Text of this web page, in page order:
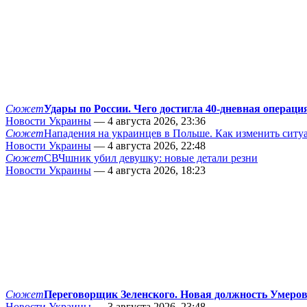
СюжетУдары по России. Чего достигла 40-дневная
Новости Украины — 4 августа 2026, 23:36
СюжетНападения на украинцев в Польше. Как изменить
Новости Украины — 4 августа 2026, 22:48
СюжетСВЧшник убил девушку: новые детали резни
Новости Украины — 4 августа 2026, 18:23
СюжетПереговорщик Зеленского. Новая должность